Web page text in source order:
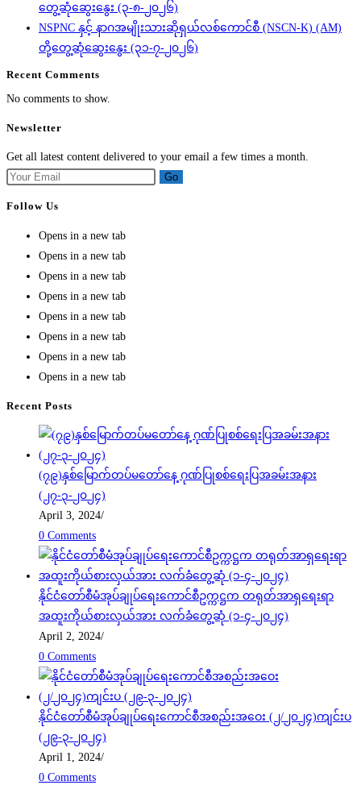
တွေ့ဆုံဆွေးနွေး (၃-၈-၂၀၂၆)
NSPNC နှင့် နာဂအမျိုးသားဆိုရှယ်လစ်ကောင်စီ (NSCN-K) (AM)
တို့တွေ့ဆုံဆွေးနွေး (၃၁-၇-၂၀၂၆)
Recent Comments
No comments to show.
Newsletter
Get all latest content delivered to your email a few times a month.
Go
Follow Us
Opens in a new tab
Opens in a new tab
Opens in a new tab
Opens in a new tab
Opens in a new tab
Opens in a new tab
Opens in a new tab
Opens in a new tab
Recent Posts
(၇၉)နှစ်မြောက်တပ်မတော်နေ့ ဂုဏ်ပြုစစ်ရေးပြအခမ်းအနား
(၂၇-၃-၂၀၂၄)
April 3, 2024/
0 Comments
နိုင်ငံတော်စီမံအုပ်ချုပ်ရေးကောင်စီဥက္ကဋ္ဌက တရုတ်အာရှရေးရာ
အထူးကိုယ်စားလှယ်အား လက်ခံတွေ့ဆုံ (၁-၄-၂၀၂၄)
April 2, 2024/
0 Comments
နိုင်ငံတော်စီမံအုပ်ချုပ်ရေးကောင်စီအစည်းအဝေး (၂/၂၀၂၄)ကျင်းပ
(၂၉-၃-၂၀၂၄)
April 1, 2024/
0 Comments